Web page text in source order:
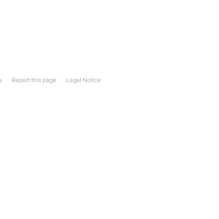
Legal Notice
Report this page